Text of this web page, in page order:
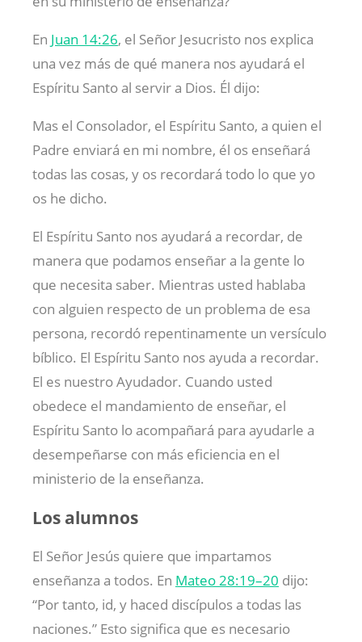
En Juan 14:26, el Señor Jesucristo nos explica
una vez más de qué manera nos ayudará el
Espíritu Santo al servir a Dios. Él dijo:
Mas el Consolador, el Espíritu Santo, a quien el
Padre enviará en mi nombre, él os enseñará
todas las cosas, y os recordará todo lo que yo
os he dicho.
El Espíritu Santo nos ayudará a recordar, de
manera que podamos enseñar a la gente lo
que necesita saber. Mientras usted hablaba
con alguien respecto de un problema de esa
persona, recordó repentinamente un versículo
bíblico. El Espíritu Santo nos ayuda a recordar.
El es nuestro Ayudador. Cuando usted
obedece el mandamiento de enseñar, el
Espíritu Santo lo acompañará para ayudarle a
desempeñarse con más eficiencia en el
ministerio de la enseñanza.
Los alumnos
El Señor Jesús quiere que impartamos
enseñanza a todos. En Mateo 28:19–20 dijo:
“Por tanto, id, y haced discípulos a todas las
naciones.” Esto significa que es necesario